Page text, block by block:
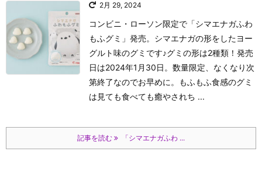
2月 29, 2024
コンビニ・ローソン限定で「シマエナガふわ
もふグミ」発売。シマエナガの形をしたヨー
グルト味のグミです♪グミの形は2種類！発売
日は2024年1月30日。数量限定、なくなり次
第終了なのでお早めに。もふもふ食感のグミ
は見ても食べても癒やされち ...
記事を読む 「シマエナガふわ ...